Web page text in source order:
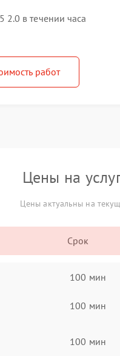
в течении часа
работ
Цены на
Цены актуальны на
Срок
100 мин
100 мин
100 мин